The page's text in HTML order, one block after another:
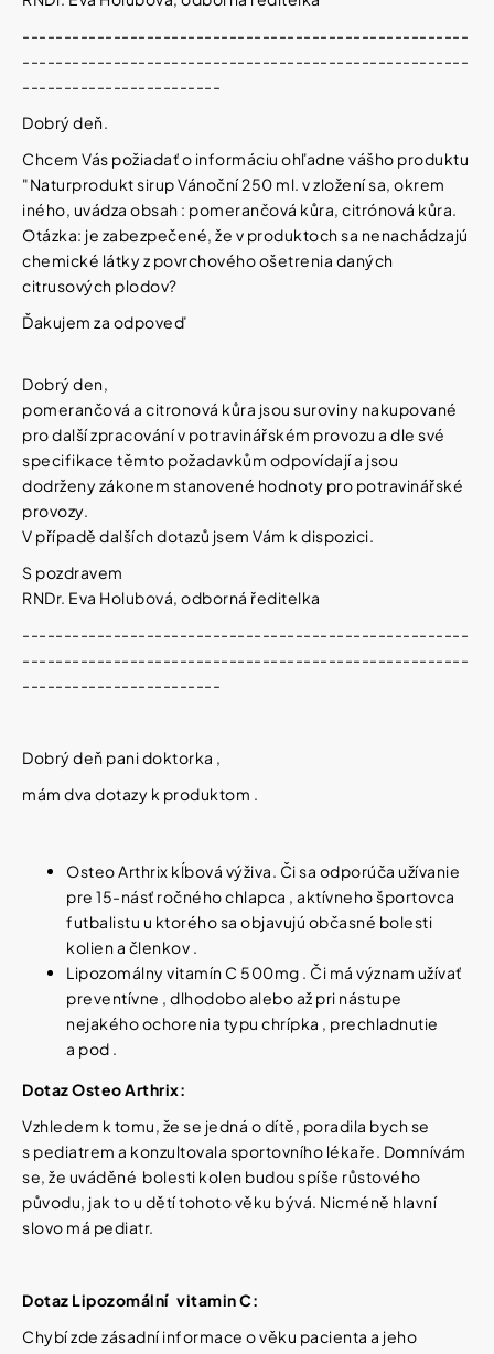
------------------------------------------------------
------------------------------------------------------
------------------------
Dobrý deň.
Chcem Vás požiadať o informáciu ohľadne vášho produktu
"Naturprodukt sirup Vánoční 250 ml. v zložení sa, okrem
iného, uvádza obsah : pomerančová kůra, citrónová kůra.
Otázka: je zabezpečené, že v produktoch sa nenachádzajú
chemické látky z povrchového ošetrenia daných
citrusových plodov?
Ďakujem za odpoveď
Dobrý den,
pomerančová a citronová kůra jsou suroviny nakupované
pro další zpracování v potravinářském provozu a dle své
specifikace těmto požadavkům odpovídají a jsou
dodrženy zákonem stanovené hodnoty pro potravinářské
provozy.
V případě dalších dotazů jsem Vám k dispozici.
S pozdravem
RNDr. Eva Holubová, odborná ředitelka
------------------------------------------------------
------------------------------------------------------
------------------------
Dobrý deň pani doktorka ,
mám dva dotazy k produktom .
Osteo Arthrix kĺbová výživa. Či sa odporúča užívanie
pre 15-násť ročného chlapca , aktívneho športovca
futbalistu u ktorého sa objavujú občasné bolesti
kolien a členkov .
Lipozomálny vitamín C 500mg . Či má význam užívať
preventívne , dlhodobo alebo až pri nástupe
nejakého ochorenia typu chrípka , prechladnutie
a pod .
Dotaz Osteo Arthrix:
Vzhledem k tomu, že se jedná o dítě, poradila bych se
s pediatrem a konzultovala sportovního lékaře. Domnívám
se, že uváděné bolesti kolen budou spíše růstového
původu, jak to u dětí tohoto věku bývá. Nicméně hlavní
slovo má pediatr.
Dotaz Lipozomální vitamin C:
Chybí zde zásadní informace o věku pacienta a jeho